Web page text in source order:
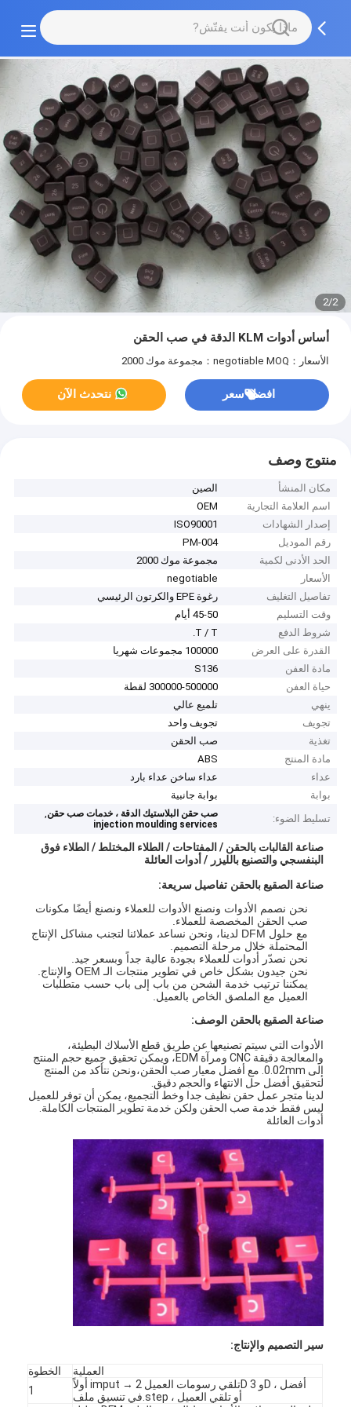
2/2
أساس أدوات KLM الدقة في صب الحقن
الأسعار：negotiable MOQ：مجموعة موك 2000
افضل سعر نتحدث الآن
منتوج وصف
مكان المنشأ
الصين
اسم العلامة التجارية
OEM
إصدار الشهادات
ISO90001
رقم الموديل
PM-004
الحد الأدنى لكمية
مجموعة موك 2000
الأسعار
negotiable
تفاصيل التغليف
رغوة EPE والكرتون الرئيسي
وقت التسليم
45-50 أيام
شروط الدفع
T / T.
القدرة على العرض
100000 مجموعات شهريا
مادة العفن
S136
حياة العفن
300000-500000 لقطة
ينهي
تلميع عالي
تجويف
تجويف واحد
تغذية
صب الحقن
مادة المنتج
ABS
عداء
عداء ساخن عداء بارد
بوابة
بوابة جانبية
تسليط الضوء:
صب حقن البلاستيك الدقة ، خدمات صب حقن,
injection moulding services
صناعة القالبات بالحقن / المفتاحات / الطلاء المختلط / الطلاء فوق
البنفسجي والتصنيع بالليزر / أدوات العائلة
صناعة الصقيع بالحقن تفاصيل سريعة:
نحن نصمم الأدوات ونصنع الأدوات للعملاء ونصنع أيضًا مكونات
صب الحقن المخصصة للعملاء.
مع حلول DFM لدينا، ونحن نساعد عملائنا لتجنب مشاكل الإنتاج
المحتملة خلال مرحلة التصميم.
نحن نصدّر أدوات للعملاء بجودة عالية جداً وبسعر جيد.
نحن جيدون بشكل خاص في تطوير منتجات الـ OEM والإنتاج.
يمكننا ترتيب خدمة الشحن من باب إلى باب حسب متطلبات
العميل مع الملصق الخاص بالعميل.
صناعة الصقيع بالحقن الوصف:
الأدوات التي سيتم تصنيعها عن طريق قطع الأسلاك البطيئة،
والمعالجة دقيقة CNC ومرآة EDM، ويمكن تحقيق جميع حجم المنتج
إلى 0.02mm. مع أفضل معيار صب الحقن،ونحن نتأكد من المنتج
لتحقيق أفضل حل الانتهاء والحجم دقيق.
لدينا متجر عمل حقن نظيف جدا وخط التجميع، يمكن أن توفر للعميل
ليس فقط خدمة صب الحقن ولكن خدمة تطوير المنتجات الكاملة.
أدوات العائلة
سير التصميم والإنتاج:
الخطوة
العملية
1
أولاً imput → تلقي رسومات العميل 2D و 3D ، أفضل
في تنسيق ملف.step ، أو تلقي العميل